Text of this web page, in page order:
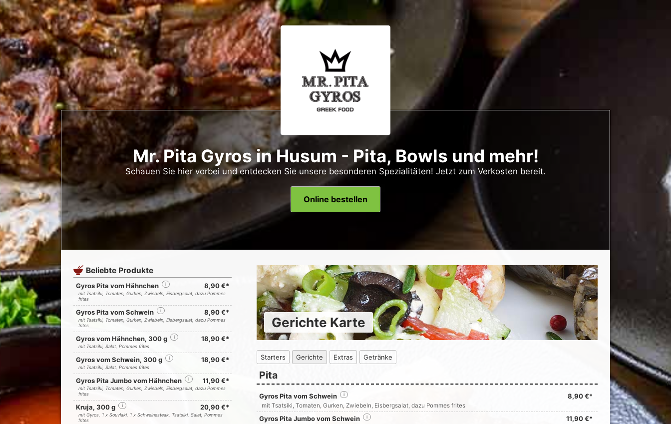
Mr. Pita Gyros in Husum - Pita, Bowls und mehr!
Schauen Sie hier vorbei und entdecken Sie unsere besonderen Spezialitäten! Jetzt zum Verkosten bereit.
Online bestellen
Beliebte Produkte
Gyros Pita vom Hähnchen i 8,90 €*
mit Tsatsiki, Tomaten, Gurken, Zwiebeln, Eisbergsalat, dazu Pommes
frites
Gyros Pita vom Schwein i 8,90 €*
mit Tsatsiki, Tomaten, Gurken, Zwiebeln, Eisbergsalat, dazu Pommes
frites
Gyros vom Hähnchen, 300 g i 18,90 €*
mit Tsatsiki, Salat, Pommes frites
Gyros vom Schwein, 300 g i 18,90 €*
mit Tsatsiki, Salat, Pommes frites
Gyros Pita Jumbo vom Hähnchen i 11,90 €*
mit Tsatsiki, Tomaten, Gurken, Zwiebeln, Eisbergsalat, dazu Pommes
frites
Kruja, 300 g i 20,90 €*
mit Gyros, 1 x Souvlaki, 1 x Schweinesteak, Tsatsiki, Salat, Pommes
frites
Gerichte Karte
Starters Gerichte Extras Getränke
Pita
Gyros Pita vom Schwein 8,90 €*
i
mit Tsatsiki, Tomaten, Gurken, Zwiebeln, Eisbergsalat, dazu Pommes frites
Gyros Pita Jumbo vom Schwein 11,90 €*
i